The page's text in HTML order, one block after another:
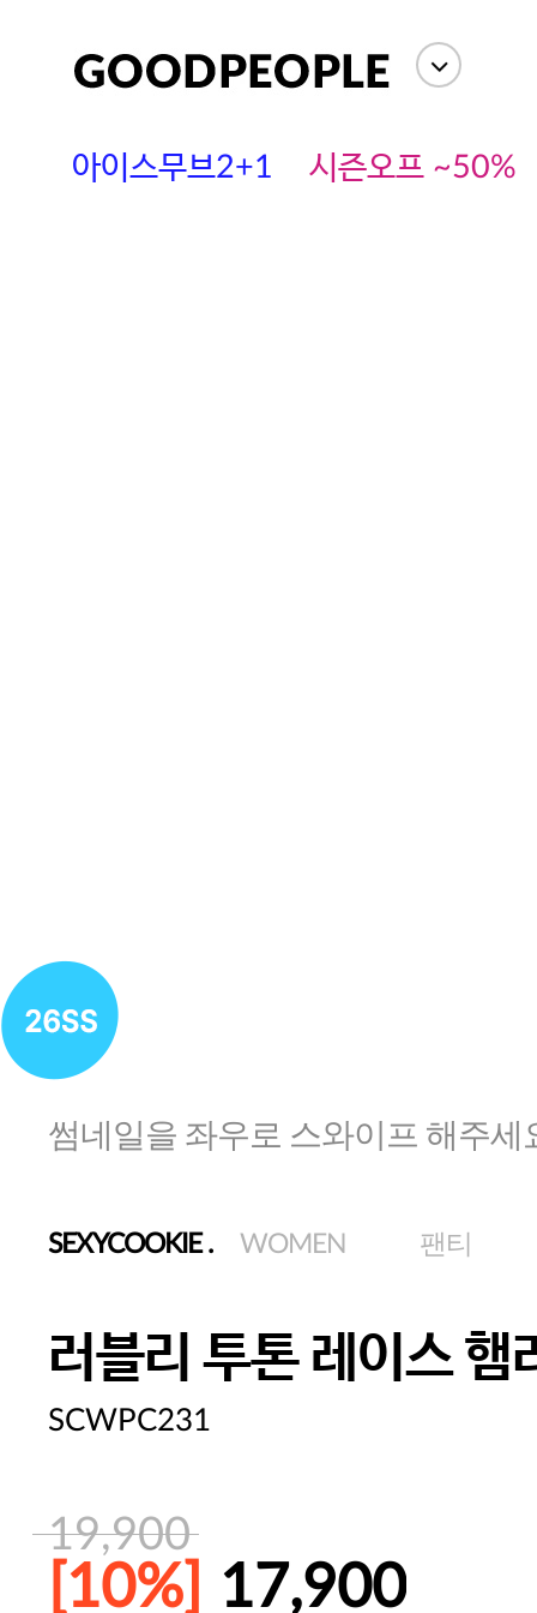
아이스무브2+1 시즌오프 ~50%
썸네일을 좌우로 스와이프 해주세
SEXYCOOKIE. WOMEN 팬티
러블리 투톤 레이스 햄
SCWPC231
19,900
[10%] 17,900